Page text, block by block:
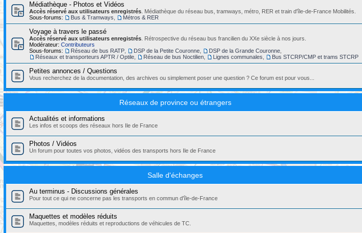
Médiathèque - Photos et Vidéos
Accès réservé aux utilisateurs enregistrés . Médiathèque du réseau bus, tramways, métro, RER et train d'île-de-France Mobilités.
Sous-forums:
Bus & Tramways Métros & RER
Voyage à travers le passé
Accès réservé aux utilisateurs enregistrés . Rétrospective du réseau bus francilien du XXe siècle à nos jours.
Modérateur: Contributeurs
Sous-forums:
Réseau de bus RATP DSP de la Petite Couronne DSP de la Grande Couronne
Réseaux et transporteurs APTR / Optile
Réseau de bus Noctilien Lignes communales Bus STCRP/CMP et trams STCRP
Petites annonces / Questions
Vous recherchez de la documentation, des archives ou simplement poser une question ? Ce forum est pour vous...
Réseaux de province ou étrangers
Actualités et informations
Les infos et scoops des réseaux hors Ile de France
Photos / Vidéos
Un forum pour toutes vos photos, vidéos des transports hors Ile de France
Salle d'échanges
Au terminus - Discussions générales
Pour tout ce qui ne concerne pas les transports en commun d'île-de-France
Maquettes et modèles réduits
Maquettes, modèles réduits et reproductions de véhicules de TC.